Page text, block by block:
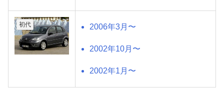
初代 2006年3月〜
2002年10月〜
2002年1月〜